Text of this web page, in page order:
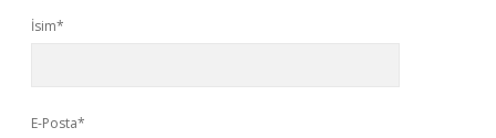
İsim*
E-Posta*